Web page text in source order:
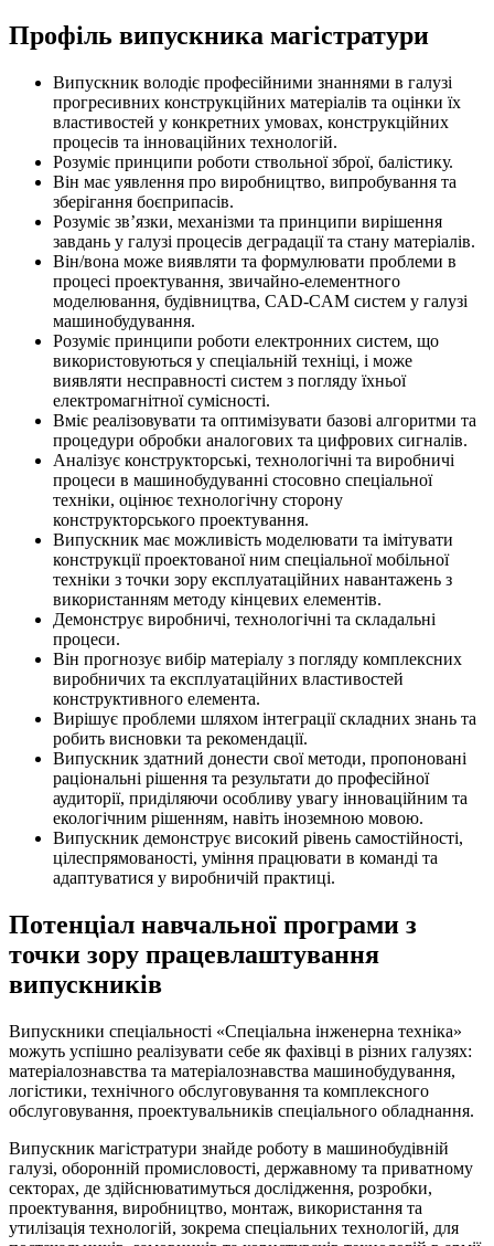
Профіль випускника магістратури
Випускник володіє професійними знаннями в галузі
прогресивних конструкційних матеріалів та оцінки їх
властивостей у конкретних умовах, конструкційних
процесів та інноваційних технологій.
Розуміє принципи роботи ствольної зброї, балістику.
Він має уявлення про виробництво, випробування та
зберігання боєприпасів.
Розуміє зв’язки, механізми та принципи вирішення
завдань у галузі процесів деградації та стану матеріалів.
Він/вона може виявляти та формулювати проблеми в
процесі проектування, звичайно-елементного
моделювання, будівництва, CAD-CAM систем у галузі
машинобудування.
Розуміє принципи роботи електронних систем, що
використовуються у спеціальній техніці, і може
виявляти несправності систем з погляду їхньої
електромагнітної сумісності.
Вміє реалізовувати та оптимізувати базові алгоритми та
процедури обробки аналогових та цифрових сигналів.
Аналізує конструкторські, технологічні та виробничі
процеси в машинобудуванні стосовно спеціальної
техніки, оцінює технологічну сторону
конструкторського проектування.
Випускник має можливість моделювати та імітувати
конструкції проектованої ним спеціальної мобільної
техніки з точки зору експлуатаційних навантажень з
використанням методу кінцевих елементів.
Демонструє виробничі, технологічні та складальні
процеси.
Він прогнозує вибір матеріалу з погляду комплексних
виробничих та експлуатаційних властивостей
конструктивного елемента.
Вирішує проблеми шляхом інтеграції складних знань та
робить висновки та рекомендації.
Випускник здатний донести свої методи, пропоновані
раціональні рішення та результати до професійної
аудиторії, приділяючи особливу увагу інноваційним та
екологічним рішенням, навіть іноземною мовою.
Випускник демонструє високий рівень самостійності,
цілеспрямованості, уміння працювати в команді та
адаптуватися у виробничій практиці.
Потенціал навчальної програми з
точки зору працевлаштування
випускників
Випускники спеціальності «Спеціальна інженерна техніка»
можуть успішно реалізувати себе як фахівці в різних галузях:
матеріалознавства та матеріалознавства машинобудування,
логістики, технічного обслуговування та комплексного
обслуговування, проектувальників спеціального обладнання.
Випускник магістратури знайде роботу в машинобудівній
галузі, оборонній промисловості, державному та приватному
секторах, де здійснюватимуться дослідження, розробки,
проектування, виробництво, монтаж, використання та
утилізація технологій, зокрема спеціальних технологій, для